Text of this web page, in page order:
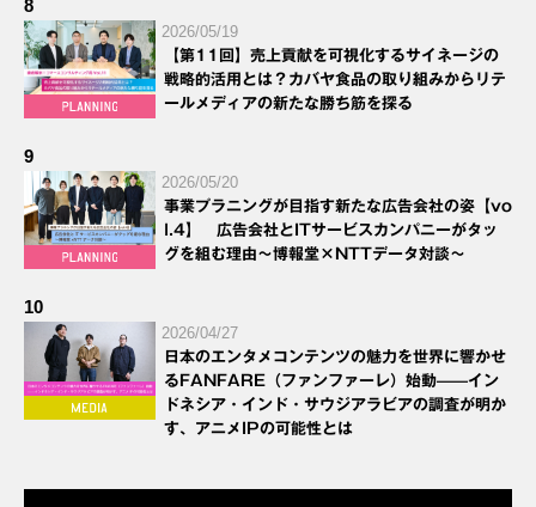
8
2026/05/19
【第11回】売上貢献を可視化するサイネージの
戦略的活用とは？カバヤ食品の取り組みからリテ
ールメディアの新たな勝ち筋を探る
9
2026/05/20
事業プラニングが目指す新たな広告会社の姿【vo
l.4】 広告会社とITサービスカンパニーがタッ
グを組む理由～博報堂×NTTデータ対談～
10
2026/04/27
日本のエンタメコンテンツの魅力を世界に響かせ
るFANFARE（ファンファーレ）始動——イン
ドネシア・インド・サウジアラビアの調査が明か
す、アニメIPの可能性とは